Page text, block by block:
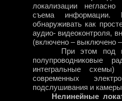
локализации
съема информации.
обнаруживать как
аудио- видеоконтроля,
(включено – выключено
При этом под
полупроводниковые
интегральные
современных
подслушивания и
Нелинейные